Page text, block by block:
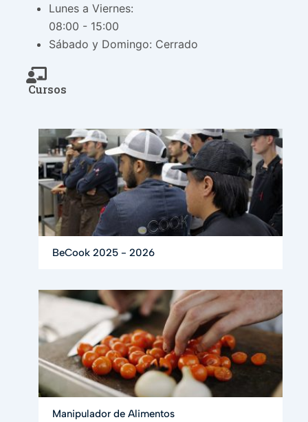
Lunes a Viernes:
08:00 - 15:00
Sábado y Domingo: Cerrado
Cursos
BeCook 2025 - 2026
Manipulador de Alimentos